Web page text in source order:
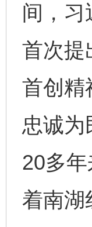
间，习
首次提
首创精
忠诚为
20多
着南湖